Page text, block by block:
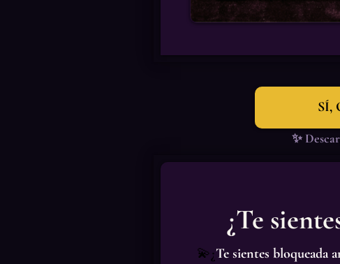
SÍ,
✨
¿Te
💫 ¿Te sientes bloqueada